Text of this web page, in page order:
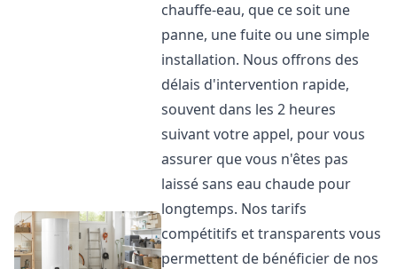
chauffe-eau, que ce soit une
panne, une fuite ou une simple
installation. Nous offrons des
délais d'intervention rapide,
souvent dans les 2 heures
suivant votre appel, pour vous
assurer que vous n'êtes pas
laissé sans eau chaude pour
longtemps. Nos tarifs
compétitifs et transparents vous
permettent de bénéficier de nos